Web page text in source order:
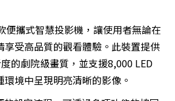
便攜式智慧投影機，讓使用者無論在
享受高品質的觀看體驗。此裝置提供
的劇院級畫質，並支援8,000 LED
境中呈現明亮清晰的影像。